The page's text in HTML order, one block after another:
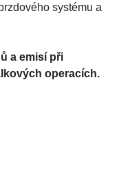
systému a
a emisí při
operacích.